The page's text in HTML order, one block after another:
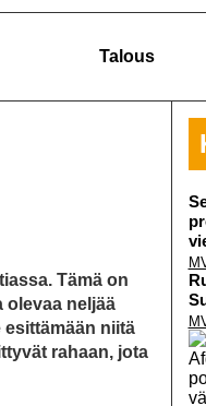
Talous
Tämä on
olevaa neljää
niitä
rahaan, jota